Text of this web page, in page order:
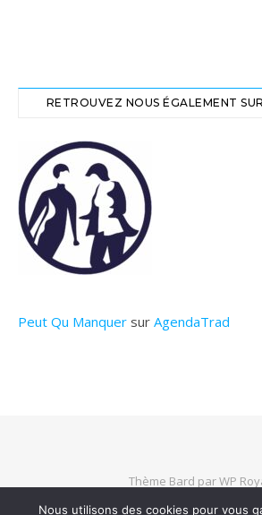
RETROUVEZ NOUS ÉGALEMENT
Peut Qu Manquer sur AgendaTrad
Thème Bard parWP
Nous utilisons des cookies pour vous